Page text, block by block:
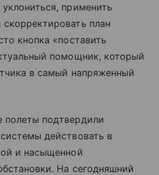
применить
план
кнопка «поставить
помощник, который
в самый напряженный
подтвердили
действовать в
и насыщенной
На сегодняшний